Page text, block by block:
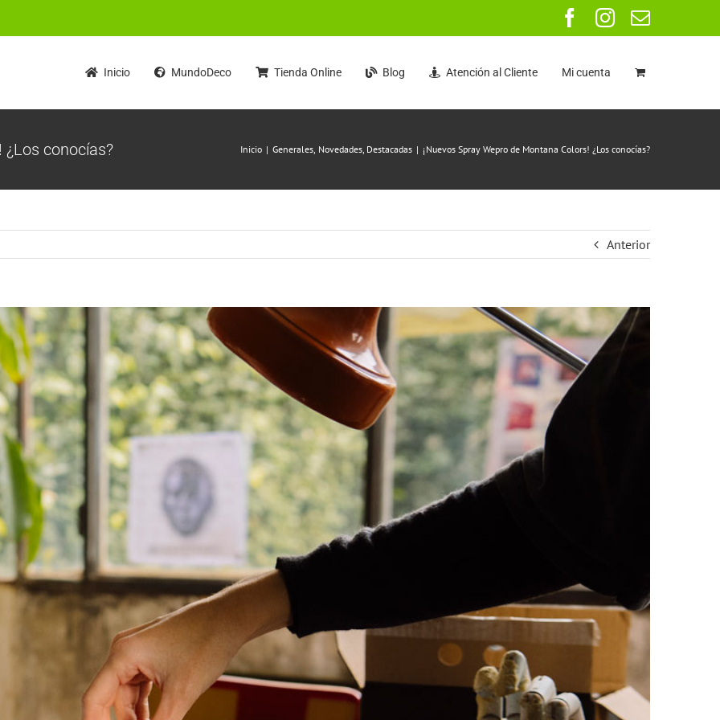
Facebook
Instagram
Correo
Inicio MundoDeco Tienda Online Blog Atención al Cliente Mi cuenta
¿Los conocías? Inicio Generales Novedades Destacadas ¡Nuevos Spray Wepro de Montana Colors! ¿Los conocías?
Anterior